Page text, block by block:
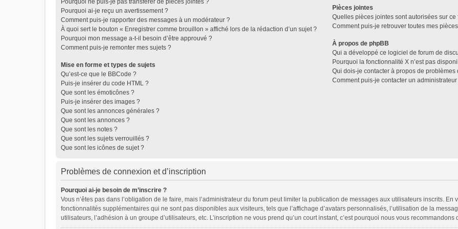
Pourquoi ne puis-je pas transférer de pièces jointes ?
Pourquoi ai-je reçu un avertissement ?
Comment puis-je rapporter des messages à un modérateur ?
À quoi sert le bouton « Enregistrer comme brouillon » affiché lors de la rédaction d’un sujet ?
Pourquoi mon message a-t-il besoin d’être approuvé ?
Comment puis-je remonter mes sujets ?
Mise en forme et types de sujets
Qu’est-ce que le BBCode ?
Puis-je insérer du code HTML ?
Que sont les émoticônes ?
Puis-je insérer des images ?
Que sont les annonces générales ?
Que sont les annonces ?
Que sont les notes ?
Que sont les sujets verrouillés ?
Que sont les icônes de sujet ?
Pièces jointes
Quelles pièces jointes sont autorisées sur ce
Comment puis-je retrouver toutes mes
À propos de phpBB
Qui a développé ce logiciel de forum de
Pourquoi la fonctionnalité X n’est pas
Qui dois-je contacter à propos de problèmes
Comment puis-je contacter un
Problèmes de connexion et d’inscription
Pourquoi ai-je besoin de m’inscrire ?
Vous n’êtes pas dans l’obligation de le faire, mais l’administrateur du forum peut limiter la publication de messages aux utilisateurs inscrits.
fonctionnalités supplémentaires qui ne sont pas disponibles aux visiteurs, tels que l’affichage d’avatars personnalisés, l’utilisation de la
utilisateurs, l’adhésion à un groupe d’utilisateurs, etc. L’inscription ne vous prend qu’un court instant, c’est pourquoi nous vous recommandons